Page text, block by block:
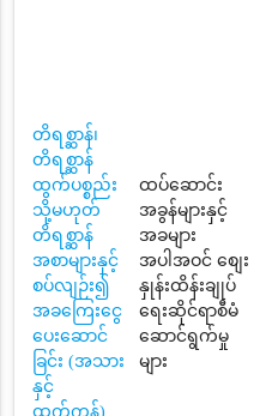
တိရစ္ဆာန်၊
တိရစ္ဆာန်
ထွက်ပစ္စည်း
သို့မဟုတ်
တိရစ္ဆာန်
အစာများနှင့်
စပ်လျဉ်း၍
အခကြေးငွေ
ပေးဆောင်
ခြင်း (အသား
နှင့်
ထွက်ကုန်)
ထပ်ဆောင်း
အခွန်များနှင့်
အခများ
အပါအဝင် စျေး
နှုန်းထိန်းချုပ်
ရေးဆိုင်ရာစီမံ
ဆောင်ရွက်မှု
များ